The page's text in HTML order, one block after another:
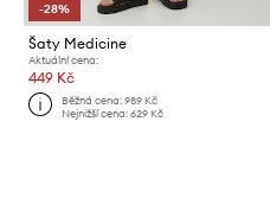
-28%
Šaty Medicine
Aktuální cena:
449 Kč
Běžná cena:989 Kč
Nejnižší cena:629 Kč